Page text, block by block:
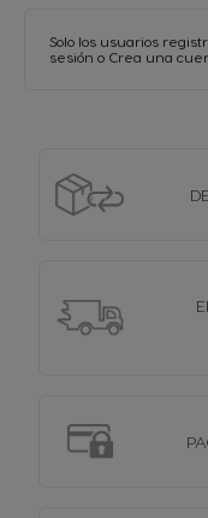
Solo los usuarios
sesión o Crea una